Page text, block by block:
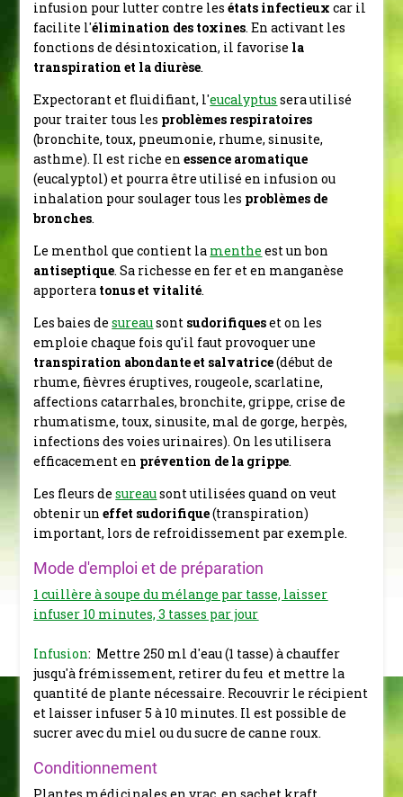
infusion pour lutter contre lesétats infectieux car il
facilite l'élimination des toxines. En activant les
fonctions de désintoxication, il favorisela
transpiration et la diurèse.
Expectorant et fluidifiant, l'eucalyptus sera utilisé
pour traiter tous les problèmes respiratoires
(bronchite, toux, pneumonie, rhume, sinusite,
asthme). Il est riche enessence aromatique
(eucalyptol) et pourra être utilisé en infusion ou
inhalation pour soulager tous les problèmes de
bronches.
Le menthol que contient la menthe est un bon
antiseptique. Sa richesse en fer et en manganèse
apportera tonus et vitalité.
Les baies desureausont sudorifiqueset on les
emploie chaque fois qu'il faut provoquer une
transpiration abondante et salvatrice(début de
rhume, fièvres éruptives, rougeole, scarlatine,
affections catarrhales, bronchite, grippe, crise de
rhumatisme, toux, sinusite, mal de gorge, herpès,
infections des voies urinaires). On les utilisera
efficacement en prévention de la grippe.
Les fleurs desureausont utilisées quand on veut
obtenir uneffet sudorifique(transpiration)
important, lors de refroidissement par exemple.
Mode d'emploi et de préparation
1 cuillère à soupe du mélange par tasse, laisser
infuser 10 minutes, 3 tasses par jour
Infusion: Mettre 250 ml d'eau (1 tasse) à chauffer
jusqu'à frémissement, retirer du feu et mettre la
quantité de plante nécessaire. Recouvrir le récipient
et laisser infuser 5 à 10 minutes. Il est possible de
sucrer avec du miel ou du sucre de canne roux.
Conditionnement